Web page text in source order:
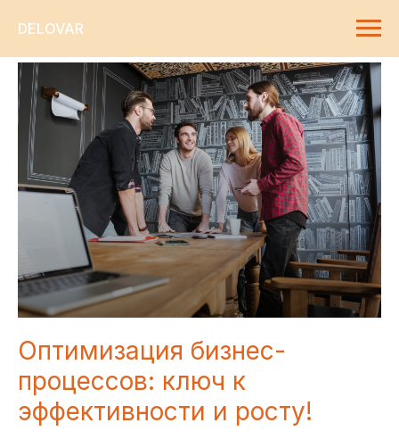
DELOVAR
Оптимизация бизнес-
процессов: ключ к
эффективности и росту!